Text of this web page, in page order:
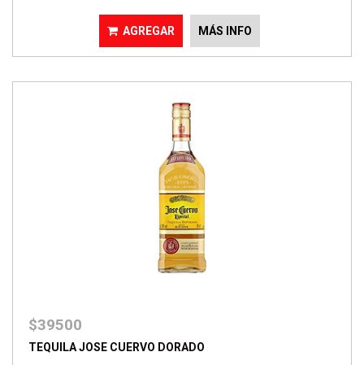
AGREGAR MÁS INFO
$39500
TEQUILA JOSE CUERVO DORADO